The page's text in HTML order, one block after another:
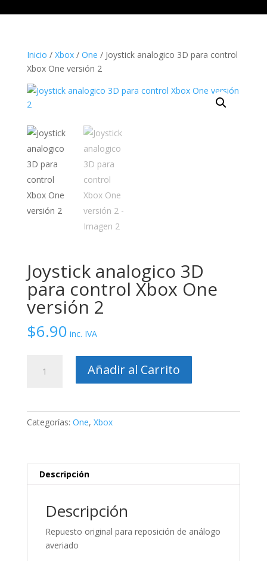
Inicio / Xbox/ One / Joystick analogico 3D para control
Xbox One versión 2
Joystick analogico 3D
para control Xbox One
versión 2
$6.90 inc. IVA
analogico
cantidad
Añadir al Carrito
Categorías: One, Xbox
Descripción
Descripción
Repuesto original para reposición de análogo
averiado